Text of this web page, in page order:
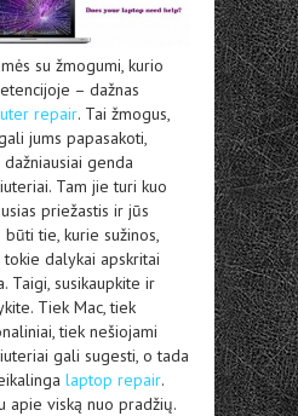
su žmogumi, kurio
– dažnas
repair. Tai žmogus,
jums papasakoti,
genda
Tam jie turi kuo
priežastis ir jūs
tie, kurie sužinos,
dalykai apskritai
Taigi, susikaupkite ir
Tiek Mac, tiek
tiek nešiojami
gali sugesti, o tada
laptop repair.
apie viską nuo pradžių.